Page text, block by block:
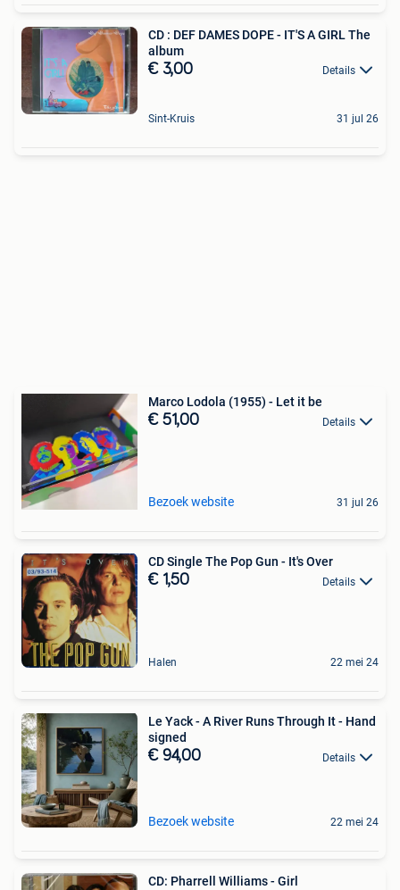
CD : DEF DAMES DOPE - IT'S A GIRL The
album
€ 3,00 Details
Sint-Kruis 31 jul 26
Marco Lodola (1955) - Let it be
€ 51,00 Details
Bezoek website 31 jul 26
CD Single The Pop Gun - It's Over
€ 1,50 Details
Halen 22 mei 24
Le Yack - A River Runs Through It - Hand
signed
€ 94,00 Details
Bezoek website 22 mei 24
CD: Pharrell Williams - Girl